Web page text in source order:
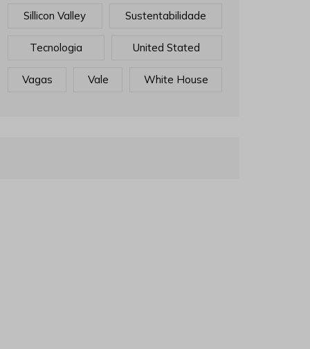
Sillicon Valley Sustentabilidade
Tecnologia United Stated
Vagas Vale White House